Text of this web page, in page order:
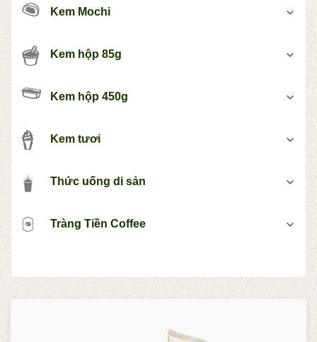
Kem Mochi
Kem hộp 85g
Kem hộp 450g
Kem tươi
Thức uống di sản
Tràng Tiền Coffee